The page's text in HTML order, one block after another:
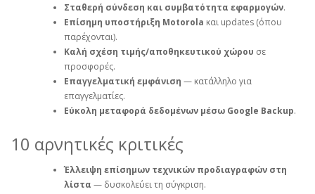
Σταθερή σύνδεση και συμβατότητα εφαρμογών.
Επίσημη υποστήριξη Motorola και updates (όπου
παρέχονται).
Καλή σχέση τιμής/αποθηκευτικού χώρου σε
προσφορές.
Επαγγελματική εμφάνιση — κατάλληλο για
επαγγελματίες.
Εύκολη μεταφορά δεδομένων μέσω Google Backup.
10 αρνητικές κριτικές
Έλλειψη επίσημων τεχνικών προδιαγραφών στη
λίστα — δυσκολεύει τη σύγκριση.